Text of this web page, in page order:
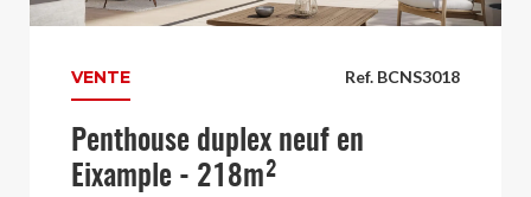
Ref. BCNS3018
VENTE
Penthouse duplex neuf en
Eixample - 218m²